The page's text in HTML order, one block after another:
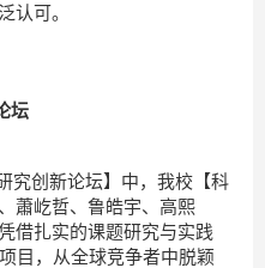
认可。
坛
究创新论坛】中，我校【科
蕭屹哲、鲁皓宇、高熙
借扎实的课题研究与实践
目，从全球竞争者中脱颖